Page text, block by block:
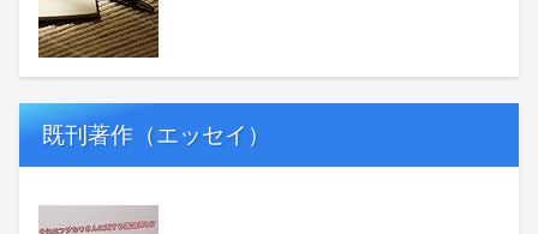
既刊著作（エッセイ）